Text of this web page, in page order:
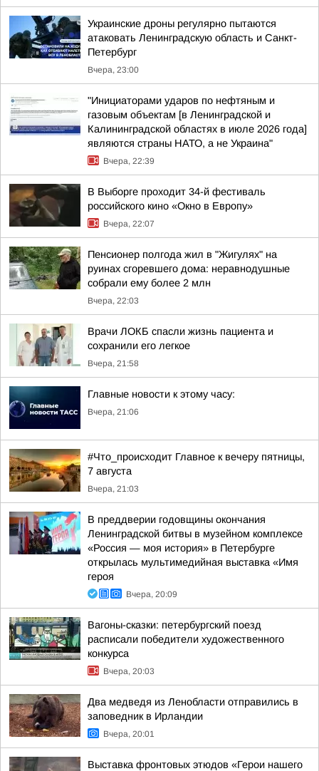
Украинские дроны регулярно пытаются
атаковать Ленинградскую область и Санкт-
Петербург
Вчера, 23:00
"Инициаторами ударов по нефтяным и
газовым объектам [в Ленинградской и
Калининградской областях в июле 2026 года]
являются страны НАТО, а не Украина"
Вчера, 22:39
В Выборге проходит 34-й фестиваль
российского кино «Окно в Европу»
Вчера, 22:07
Пенсионер полгода жил в "Жигулях" на
руинах сгоревшего дома: неравнодушные
собрали ему более 2 млн
Вчера, 22:03
Врачи ЛОКБ спасли жизнь пациента и
сохранили его легкое
Вчера, 21:58
Главные новости к этому часу:
Вчера, 21:06
#Что_происходит Главное к вечеру пятницы,
7 августа
Вчера, 21:03
В преддверии годовщины окончания
Ленинградской битвы в музейном комплексе
«Россия — моя история» в Петербурге
открылась мультимедийная выставка «Имя
героя
Вчера, 20:09
Вагоны-сказки: петербургский поезд
расписали победители художественного
конкурса
Вчера, 20:03
Два медведя из Ленобласти отправились в
заповедник в Ирландии
Вчера, 20:01
Выставка фронтовых этюдов «Герои нашего